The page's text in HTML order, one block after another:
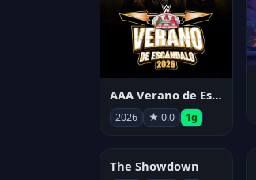
AAA Verano de Escándalo 2026 - Week 3
2026 ★ 0.0 1g
The Showdown